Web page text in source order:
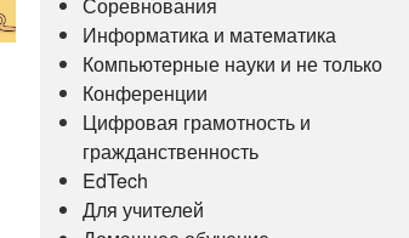
Информатика и математика
Компьютерные науки и не только
Конференции
Цифровая грамотность и
гражданственность
EdTech
Для учителей